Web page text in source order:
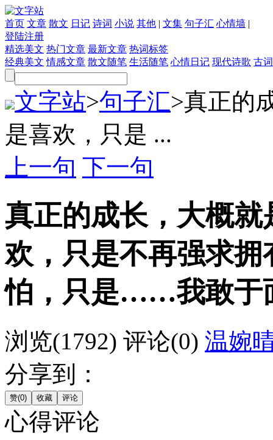
首页 文章 散文 日记 诗词 小说 其他 | 文集 句子汇 心情墙 |
登陆注册
精选美文 热门文章 最新文章 热词标签
经典美文 情感文章 散文随笔 生活随笔 心情日记 现代诗歌 古
文字站>句子汇>真正的
是喜欢，只是 ...
上一句 下一句
真正的成长，大概
欢，只是不再强求
怕，只是……我敢于
浏览(1792) 评论(0) 温婉
分享到：
心得评论